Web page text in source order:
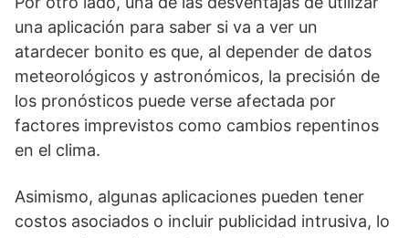
una aplicación para saber si va a ver un
⁢atardecer bonito es que, al depender de datos
meteorológicos y astronómicos, la ⁢precisión de
los pronósticos puede verse afectada por
factores imprevistos como cambios repentinos
⁤en ‌el clima.⁣
Asimismo, algunas aplicaciones pueden tener
costos⁣ asociados o incluir publicidad intrusiva, lo⁢